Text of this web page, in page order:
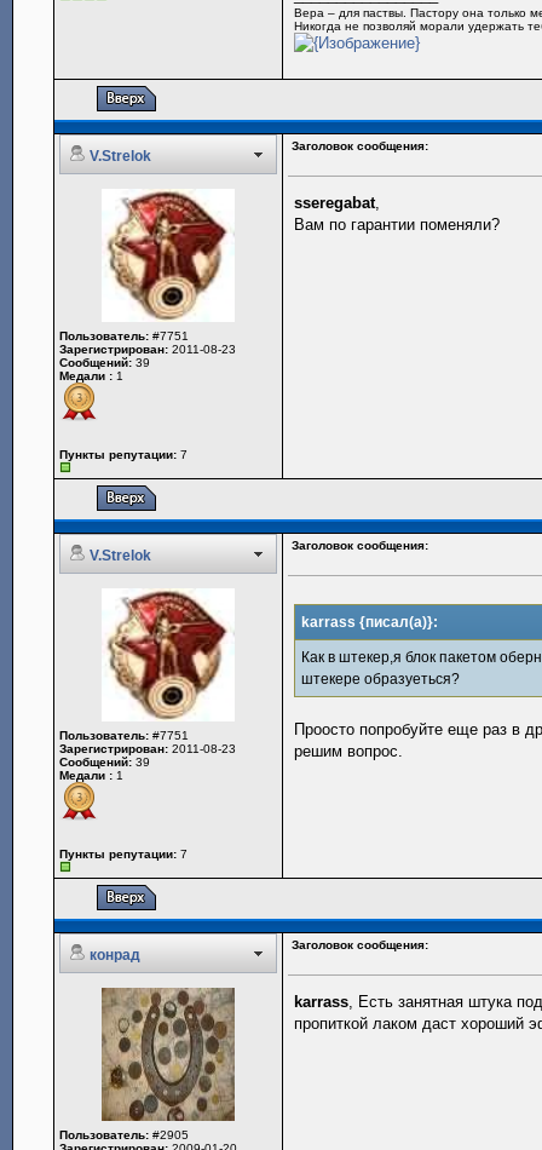
Вера – для паствы. Пастору она только
Никогда не позволяй морали удержать
V.Strelok
Заголовок сообщения:
Пользователь: #7751
Зарегистрирован: 2011-08-23
Сообщений: 39
Медали : 1
Пункты репутации: 7
sseregabat,
Вам по гарантии поменяли?
V.Strelok
Заголовок сообщения:
Пользователь: #7751
Зарегистрирован: 2011-08-23
Сообщений: 39
Медали : 1
Пункты репутации: 7
karrass {писал(а)}:
Как в штекер,я блок пакетом
штекере образуеться?
Проосто попробуйте еще раз в
решим вопрос.
конрад
Заголовок сообщения:
Пользователь: #2905
karrass, Есть занятная штука
пропиткой лаком даст хороший